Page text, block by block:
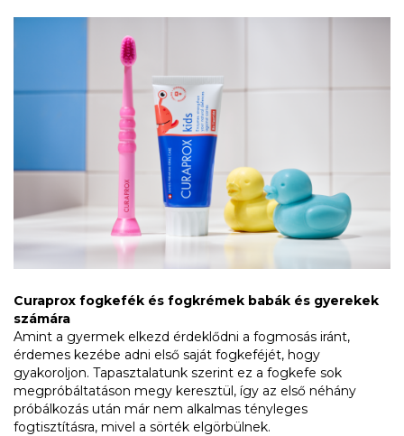
Curaprox fogkefék és fogkrémek babák és gyerekek
számára
Amint a gyermek elkezd érdeklődni a fogmosás iránt,
érdemes kezébe adni első saját fogkeféjét, hogy
gyakoroljon. Tapasztalatunk szerint ez a fogkefe sok
megpróbáltatáson megy keresztül, így az első néhány
próbálkozás után már nem alkalmas tényleges
fogtisztításra, mivel a sörték elgörbülnek.